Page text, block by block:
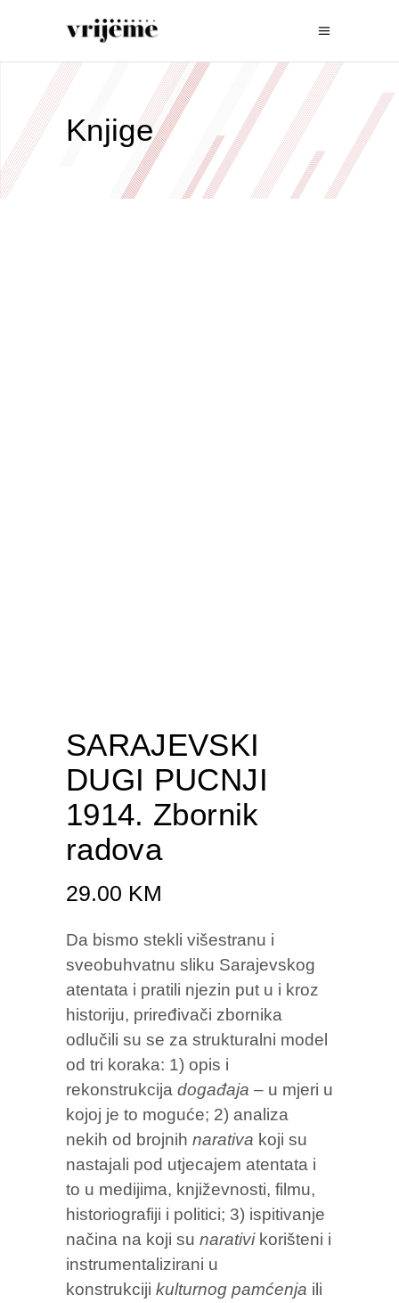
Knjige
SARAJEVSKI
DUGI PUCNJI
1914. Zbornik
radova
29.00 KM
Da bismo stekli višestranu i
sveobuhvatnu sliku Sarajevskog
atentata i pratili njezin put u i kroz
historiju, priređivači zbornika
odlučili su se za strukturalni model
od tri koraka: 1) opis i
rekonstrukcija događaja – u mjeri u
kojoj je to moguće; 2) analiza
nekih od brojnih narativa koji su
nastajali pod utjecajem atentata i
to u medijima, književnosti, filmu,
historiografiji i politici; 3) ispitivanje
načina na koji su narativi korišteni i
instrumentalizirani u
konstrukciji kulturnog pamćenja ili